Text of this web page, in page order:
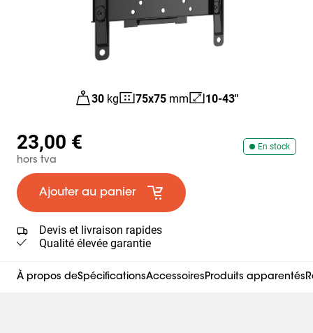
30 kg 75x75 mm 10-43"
En stock
23,00 €
hors tva
Ajouter au panier
Devis et livraison rapides
Qualité élevée garantie
À propos deSpécificationsAccessoiresProduits apparentés